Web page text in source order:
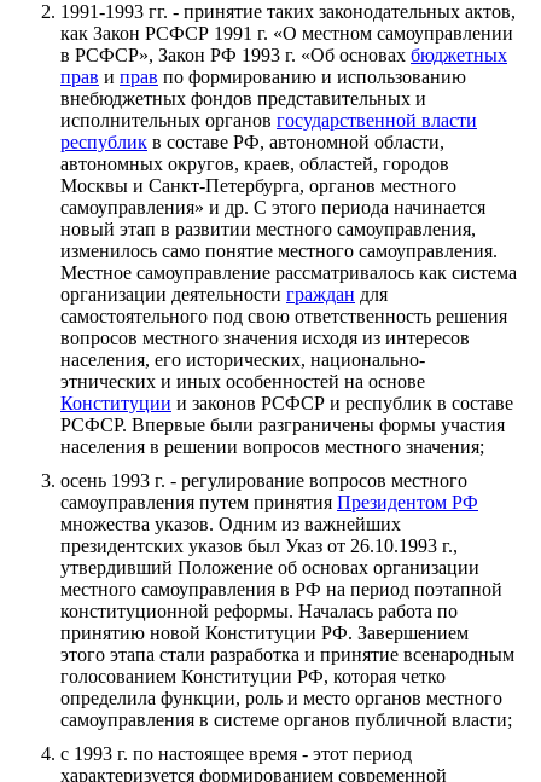
1991-1993 гг. - принятие таких законодательных актов,
как Закон РСФСР 1991 г. «О местном самоуправлении
в РСФСР», Закон РФ 1993 г. «Об основах бюджетных
прав и прав по формированию и использованию
внебюджетных фондов представительных и
исполнительных органов государственной власти
республик в составе РФ, автономной области,
автономных округов, краев, областей, городов
Москвы и Санкт-Петербурга, органов местного
самоуправления» и др. С этого периода начинается
новый этап в развитии местного самоуправления,
изменилось само понятие местного самоуправления.
Местное самоуправление рассматривалось как система
организации деятельности граждан для
самостоятельного под свою ответственность решения
вопросов местного значения исходя из интересов
населения, его исторических, национально-
этнических и иных особенностей на основе
Конституции и законов РСФСР и республик в составе
РСФСР. Впервые были разграничены формы участия
населения в решении вопросов местного значения;
осень 1993 г. - регулирование вопросов местного
самоуправления путем принятия Президентом РФ
множества указов. Одним из важнейших
президентских указов был Указ от 26.10.1993 г.,
утвердивший Положение об основах организации
местного самоуправления в РФ на период поэтапной
конституционной реформы. Началась работа по
принятию новой Конституции РФ. Завершением
этого этапа стали разработка и принятие всенародным
голосованием Конституции РФ, которая четко
определила функции, роль и место органов местного
самоуправления в системе органов публичной власти;
с 1993 г. по настоящее время - этот период
характеризуется формированием современной